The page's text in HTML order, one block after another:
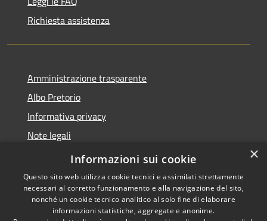
Richiesta assistenza
Amministrazione trasparente
Albo Pretorio
Informativa privacy
Note legali
Dichiarazione di accessibilità
Copyright © 2026 • Comune di
×
Informazioni sui cookie
Questo sito web utilizza cookie tecnici e assimilati strettamente
necessari al corretto funzionamento e alla navigazione del sito,
nonché un cookie tecnico analitico al solo fine di elaborare
informazioni statistiche, aggregate e anonime.